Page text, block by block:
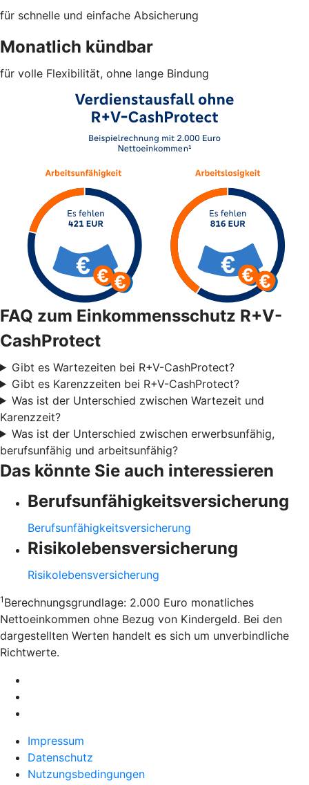
für schnelle und einfache Absicherung
Monatlich kündbar
für volle Flexibilität, ohne lange Bindung
FAQ zum Einkommensschutz R+V-
CashProtect
Gibt es Wartezeiten bei R+V-CashProtect?
Gibt es Karenzzeiten bei R+V-CashProtect?
Was ist der Unterschied zwischen Wartezeit und
Karenzzeit?
Was ist der Unterschied zwischen erwerbsunfähig,
berufsunfähig und arbeitsunfähig?
Das könnte Sie auch interessieren
Berufsunfähigkeitsversicherung
Berufsunfähigkeitsversicherung
Risikolebensversicherung
Risikolebensversicherung
1 Berechnungsgrundlage: 2.000 Euro monatliches
Nettoeinkommen ohne Bezug von Kindergeld. Bei den
dargestellten Werten handelt es sich um unverbindliche
Richtwerte.
Impressum
Datenschutz
Nutzungsbedingungen